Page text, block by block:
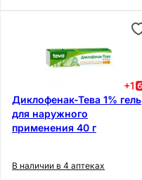
+1
Диклофенак-Тева 1% гель
для наружного
применения 40 г
В наличии в 4 аптеках